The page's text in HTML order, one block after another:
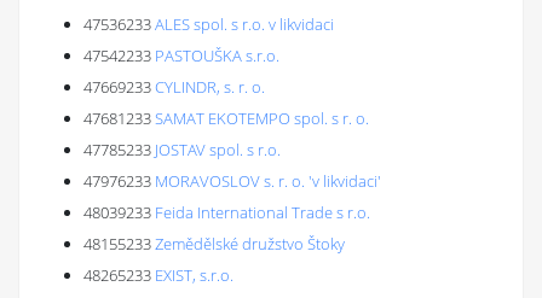
47536233ALES spol. s r.o. v likvidaci
47542233 PASTOUŠKA s.r.o.
47669233CYLINDR, s. r. o.
47681233SAMAT EKOTEMPO spol. s r. o.
47785233 JOSTAV spol. s r.o.
47976233 MORAVOSLOV s. r. o. 'v likvidaci'
48039233 Feida International Trade s r.o.
48155233Zemědělské družstvo Štoky
48265233 EXIST, s.r.o.